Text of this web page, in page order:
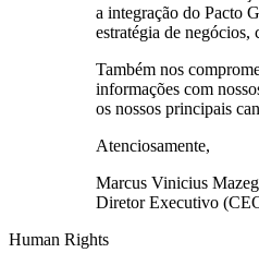
a integração do Pacto
estratégia de negócios,
Também nos
informações com
os nossos principais
Atenciosamente,
Marcus Vinicius
Diretor Executivo
Human Rights